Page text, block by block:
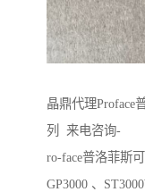
晶鼎代理Proface
列 来电咨询-
ro-face普洛菲斯
GP3000 、